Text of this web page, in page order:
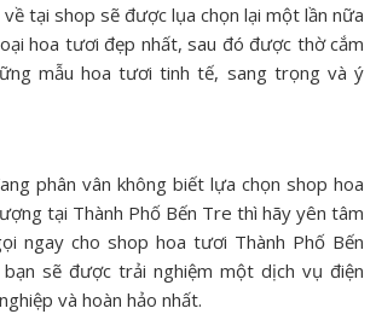
tại shop sẽ được lụa chọn lại một lần nữa
hoa tươi đẹp nhất, sau đó được thờ cắm
mẫu hoa tươi tinh tế, sang trọng và ý
phân vân không biết lựa chọn shop hoa
tại Thành Phố Bến Tre thì hãy yên tâm
ngay cho shop hoa tươi Thành Phố Bến
sẽ được trải nghiệm một dịch vụ điện
và hoàn hảo nhất.